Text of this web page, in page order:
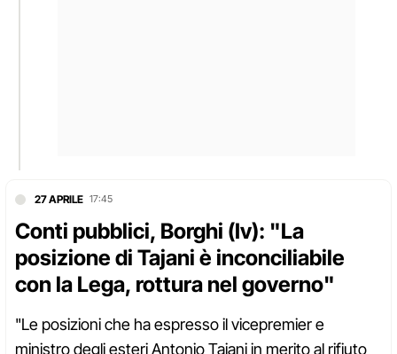
27 APRILE 17:45
Conti pubblici, Borghi (Iv): "La
posizione di Tajani è inconciliabile
con la Lega, rottura nel governo"
"Le posizioni che ha espresso il vicepremier e
ministro degli esteri Antonio Tajani in merito al rifiuto